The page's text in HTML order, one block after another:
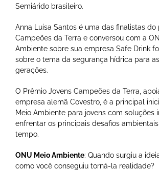
Semiárido brasileiro.
Anna Luisa Santos é uma das finalistas do
Campeões da Terra e conversou com a
Ambiente sobre sua empresa Safe Drink
sobre o tema da segurança hídrica para
gerações.
O Prêmio Jovens Campeões da Terra,
empresa alemã Covestro, é a principal
Meio Ambiente para jovens com soluções
enfrentar os principais desafios
tempo.
ONU Meio Ambiente: Quando surgiu a
como você conseguiu torná-la realidade?